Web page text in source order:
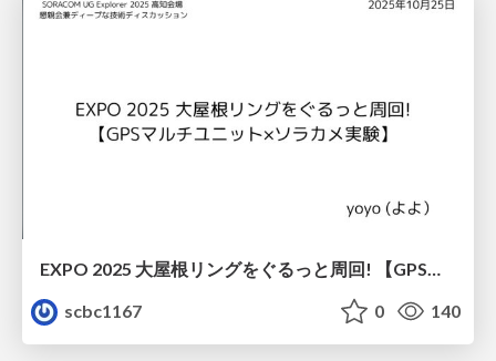
EXPO 2025 大屋根リングをぐるっと周回! 【GPSマルチユニット×ソラカメ実験】
scbc1167
0 140